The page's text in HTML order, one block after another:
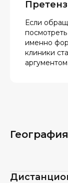
Если
именно
клиники